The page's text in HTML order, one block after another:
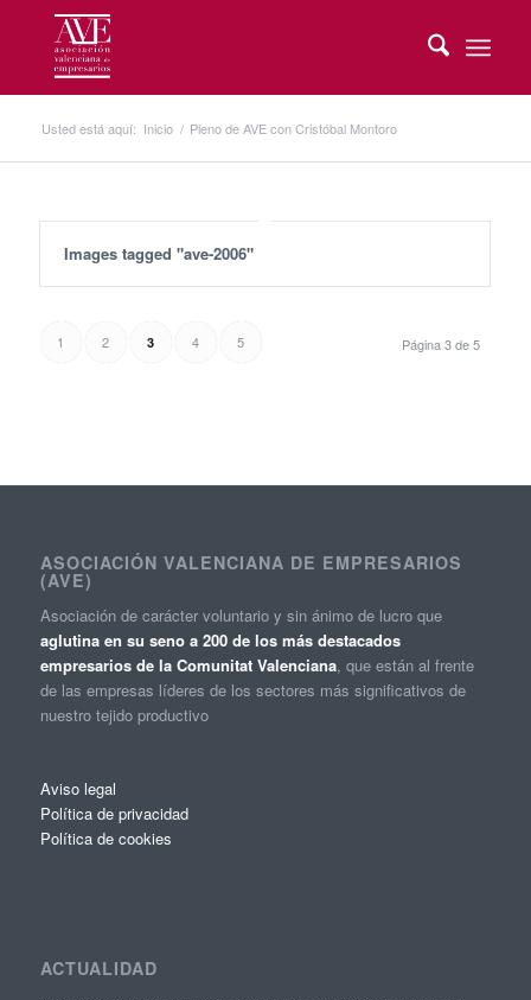
Usted está aquí: Inicio / Pleno de AVE con Cristóbal Montoro
Images tagged "ave-2006"
Página 3 de 5
1 2 3 4 5
ASOCIACIÓN VALENCIANA DE EMPRESARIOS
(AVE)
Asociación de carácter voluntario y sin ánimo de lucro que
aglutina en su seno a 200 de los más destacados
empresarios de la Comunitat Valenciana, que están al frente
de las empresas líderes de los sectores más significativos de
nuestro tejido productivo
Aviso legal
Política de privacidad
Política de cookies
ACTUALIDAD